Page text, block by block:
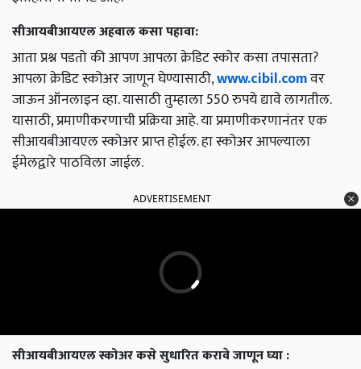
सीआयबीआयएल अहवाल कसा पहावा:
आता प्रश्न पडतो की आपण आपला क्रेडिट स्कोर कसा तपासता?
आपला क्रेडिट स्कोअर जाणून घेण्यासाठी,www.cibil.comवर
जाऊन ऑनलाइन व्हा. यासाठी तुम्हाला 550 रुपये द्यावे लागतील.
यासाठी, प्रमाणीकरणाची प्रक्रिया आहे. या प्रमाणीकरणानंतर एक
सीआयबीआयएल स्कोअर प्राप्त होईल. हा स्कोअर आपल्याला
ईमेलद्वारे पाठविला जाईल.
ADVERTISEMENT
सीआयबीआयएल स्कोअर कसे सुधारित करावे जाणून घ्या :